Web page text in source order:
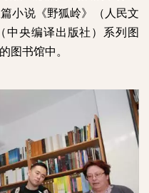
小说《野狐岭》（人民文
中央编译出版社）系列图
图书馆中。